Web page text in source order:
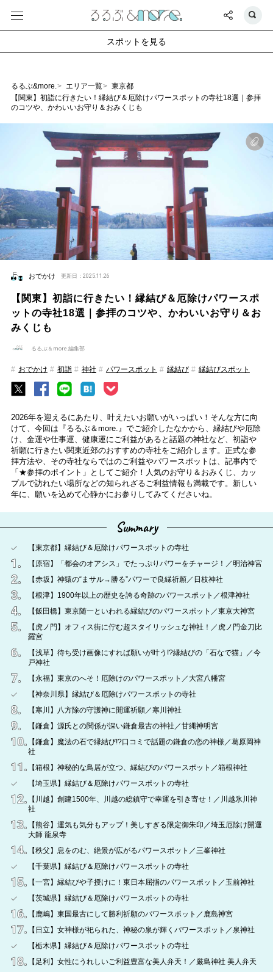
るるぶ&more. エリア一覧
東京都
【関東】初詣に行きたい！縁結び＆厄除けパワースポットの寺社18選｜参拝
のコツや、かわいいお守り＆おみくじも
おでかけ 更新日：2025.11.26
【関東】初詣に行きたい！縁結び＆厄除けパワースポ
ットの寺社18選｜参拝のコツや、かわいいお守り＆お
みくじも
るるぶ＆more.編集部
おでかけ 初詣 神社 パワースポット 縁結び 縁結びスポット
2026年を迎えるにあたり、叶えたいお願いがいっぱい！そんな方に向
けて、今回は『るるぶ＆more.』でご紹介したなかから、縁結びや厄除
け、金運や仕事運、健康運にご利益があると話題の神社など、初詣や
祈願に行きたい関東近郊のおすすめの寺社をご紹介します。正式な参
拝方法や、その寺社ならではのご利益やパワースポットは、記事内で
「★参拝のポイント」としてご紹介！人気のお守り＆おみくじ、カッ
プルで訪れたい場所などの知られざるご利益情報も満載です。新しい
年に、願いを込めて心静かにお参りしてみてくださいね。
Summary
【東京都】縁結び＆厄除けパワースポットの寺社
【原宿】「都会のオアシス」でたっぷりパワーをチャージ！／明治神宮
【赤坂】神猿の“まサル→勝る”パワーで良縁祈願／日枝神社
【根津】1900年以上の歴史を誇る奇跡のパワースポット／根津神社
【飯田橋】東京随一といわれる縁結びのパワースポット／東京大神宮
【虎ノ門】オフィス街に佇む超スタイリッシュな神社！／虎ノ門金刀比
羅宮
【浅草】待ち受け画像にすれば願いが叶う!?縁結びの「石なで猫」／今
戸神社
【永福】東京のへそ！厄除けのパワースポット／大宮八幡宮
【神奈川県】縁結び＆厄除けパワースポットの寺社
【寒川】八方除の守護神に開運祈願／寒川神社
【鎌倉】源氏との関係が深い鎌倉最古の神社／甘縄神明宮
【鎌倉】魔法の石で縁結び!?口コミで話題の鎌倉の恋の神様／葛原岡神
社
【箱根】神秘的な鳥居が立つ、縁結びのパワースポット／箱根神社
【埼玉県】縁結び＆厄除けパワースポットの寺社
【川越】創建1500年、川越の総鎮守で幸運を引き寄せ！／川越氷川神
社
【熊谷】運気も気分もアップ！美しすぎる限定御朱印／埼玉厄除け開運
大師 龍泉寺
【秩父】息をのむ、絶景が広がるパワースポット／三峯神社
【千葉県】縁結び＆厄除けパワースポットの寺社
【一宮】縁結びや子授けに！東日本屈指のパワースポット／玉前神社
【茨城県】縁結び＆厄除けパワースポットの寺社
【鹿嶋】東国最古にして勝利祈願のパワースポット／鹿島神宮
【日立】女神様が祀られた、神秘の泉が輝くパワースポット／泉神社
【栃木県】縁結び＆厄除けパワースポットの寺社
【足利】女性にうれしいご利益豊富な美人弁天！／厳島神社 美人弁天
スポットを見る